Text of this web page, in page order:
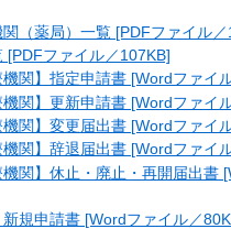
（薬局）一覧 [PDFファイル／
[PDFファイル／107KB]
機関】指定申請書 [Wordファイ
機関】更新申請書 [Wordファイ
機関】変更届出書 [Wordファイ
機関】辞退届出書 [Wordファイ
機関】休止・廃止・再開届出書
新規申請書 [Wordファイル／